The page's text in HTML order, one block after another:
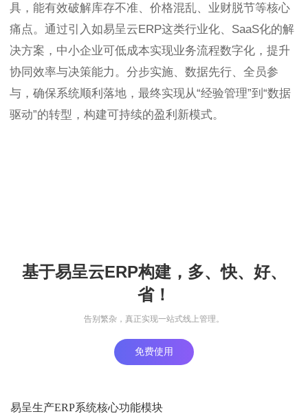
具，能有效破解库存不准、价格混乱、业财脱节等核心
痛点。通过引入如易呈云ERP这类行业化、SaaS化的解
决方案，中小企业可低成本实现业务流程数字化，提升
协同效率与决策能力。分步实施、数据先行、全员参
与，确保系统顺利落地，最终实现从“经验管理”到“数据
驱动”的转型，构建可持续的盈利新模式。
基于易呈云ERP构建，多、快、好、
省！
告别繁杂，真正实现一站式线上管理。
免费使用
易呈生产ERP系统核心功能模块